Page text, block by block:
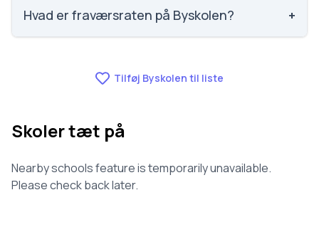
ud af 3143 skoler. Scoren er baseret på elevernes
Hvad er fraværsraten på Byskolen? +
Tilføj Byskolen til liste
Skoler tæt på
Nearby schools feature is temporarily unavailable.
Please check back later.